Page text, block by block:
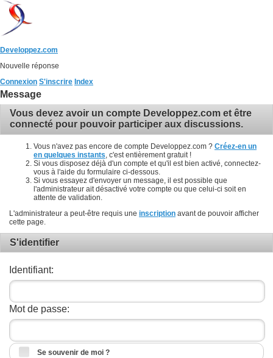
Developpez.com
Nouvelle réponse
Connexion S'inscrire Index
Message
Vous devez avoir un compte Developpez.com et être
connecté pour pouvoir participer aux discussions.
Vous n'avez pas encore de compte Developpez.com ? Créez-en un
en quelques instants , c'est entièrement gratuit !
Si vous disposez déjà d'un compte et qu'il est bien activé, connectez-
vous à l'aide du formulaire ci-dessous.
Si vous essayez d'envoyer un message, il est possible que
l'administrateur ait désactivé votre compte ou que celui-ci soit en
attente de validation.
L'administrateur a peut-être requis une inscription avant de pouvoir afficher
cette page.
S'identifier
Identifiant:
Mot de passe:
Se souvenir de moi ?